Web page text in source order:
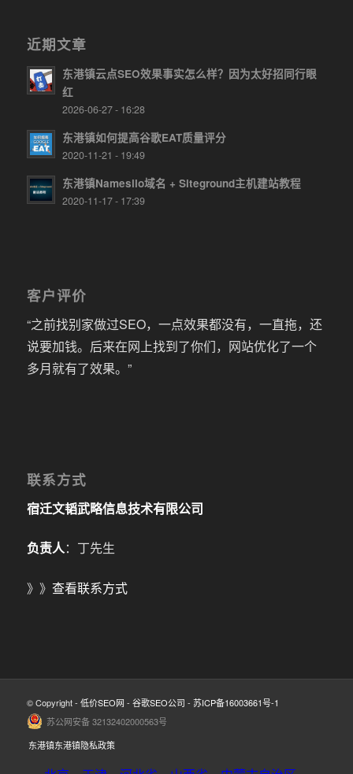
近期文章
东港镇云点SEO效果事实怎么样？因为太好招同行眼
红
2026-06-27 - 16:28
东港镇如何提高谷歌EAT质量评分
2020-11-21 - 19:49
东港镇Namesilo域名 + Siteground主机建站教程
2020-11-17 - 17:39
客户评价
“之前找别家做过SEO，一点效果都没有，一直拖，还
说要加钱。后来在网上找到了你们，网站优化了一个
多月就有了效果。”
联系方式
宿迁文韬武略信息技术有限公司
负责人：丁先生
》》 查看联系方式
© Copyright - 低价SEO网 - 谷歌SEO公司 - 苏ICP备16003661号-1
苏公网安备 32132402000563号
东港镇东港镇隐私政策